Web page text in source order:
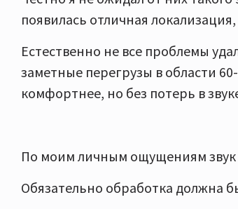
появилась отличная
Естественно не все проблемы
заметные перегрузы в области
комфортнее, но без потерь в
По моим личным ощущениям звук
Обязательно обработка должна